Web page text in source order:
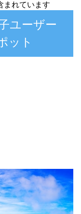
ユーザー
ット